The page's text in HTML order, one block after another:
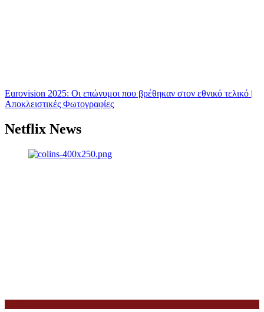
Eurovision 2025: Οι επώνυμοι που βρέθηκαν στον εθνικό τελικό |
Αποκλειστικές Φωτογραφίες
Netflix News